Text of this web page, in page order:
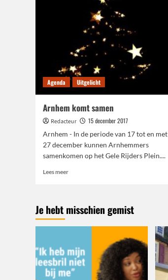
Agenda Uitgelicht
Arnhem komt samen
Redacteur
15 december 2017
Arnhem - In de periode van 17 tot en met
27 december kunnen Arnhemmers
samenkomen op het Gele Rijders Plein....
Lees meerLees
komt
Je hebt misschien gemist